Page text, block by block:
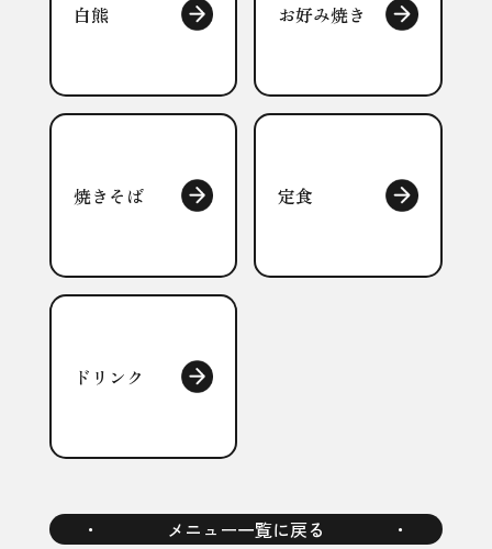
白熊 お好み焼き
焼きそば 定食
ドリンク
・ メニュー一覧に戻る ・